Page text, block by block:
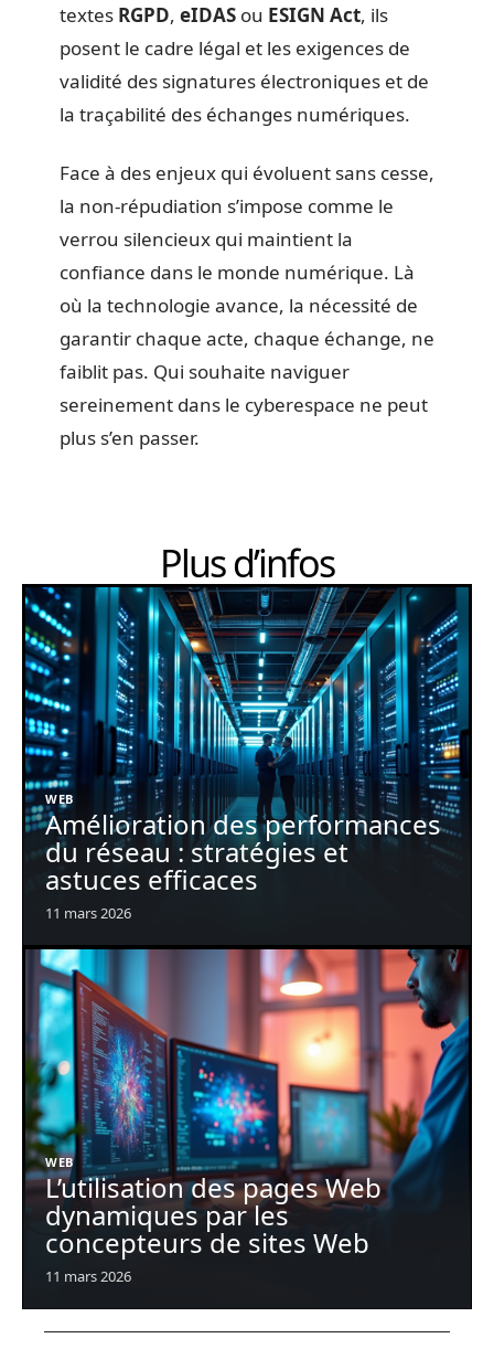
textes RGPD, eIDAS ou ESIGN Act, ils
posent le cadre légal et les exigences de
validité des signatures électroniques et de
la traçabilité des échanges numériques.
Face à des enjeux qui évoluent sans cesse,
la non-répudiation s’impose comme le
verrou silencieux qui maintient la
confiance dans le monde numérique. Là
où la technologie avance, la nécessité de
garantir chaque acte, chaque échange, ne
faiblit pas. Qui souhaite naviguer
sereinement dans le cyberespace ne peut
plus s’en passer.
Plus d’infos
WEB
Amélioration des performances
du réseau : stratégies et
astuces efficaces
11 mars 2026
WEB
L’utilisation des pages Web
dynamiques par les
concepteurs de sites Web
11 mars 2026